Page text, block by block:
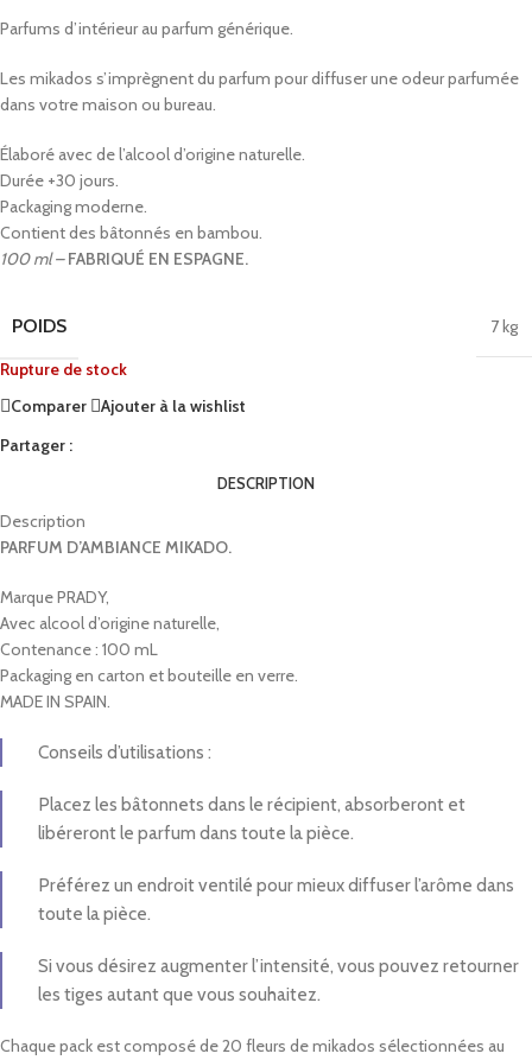
Parfums d’intérieur au parfum générique.
Les mikados s’imprègnent du parfum pour diffuser une odeur parfumée
dans votre maison ou bureau.
Élaboré avec de l’alcool d’origine naturelle.
Durée +30 jours.
Packaging moderne.
Contient des bâtonnés en bambou.
100 ml –FABRIQUÉ EN ESPAGNE.
POIDS
7 kg
Rupture de stock
Comparer
Ajouter à la wishlist
Partager :
DESCRIPTION
Description
PARFUM D’AMBIANCE MIKADO.
Marque PRADY,
Avec alcool d’origine naturelle,
Contenance : 100 mL
Packaging en carton et bouteille en verre.
MADE IN SPAIN.
Conseils d’utilisations :
Placez les bâtonnets dans le récipient, absorberont et
libéreront le parfum dans toute la pièce.
Préférez un endroit ventilé pour mieux diffuser l’arôme dans
toute la pièce.
Si vous désirez augmenter l’intensité, vous pouvez retourner
les tiges autant que vous souhaitez.
Chaque pack est composé de 20 fleurs de mikados sélectionnées au